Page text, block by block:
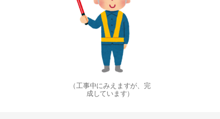
う
（工事中にみえますが、完
成しています）